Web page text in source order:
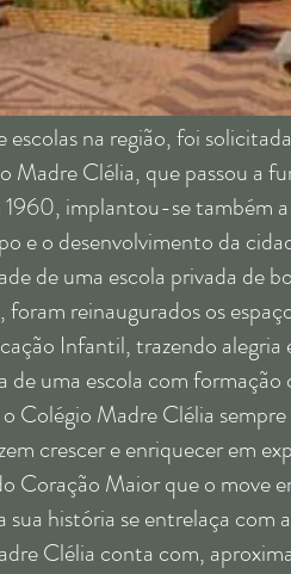
na região, foi solicitada
Clélia, que passou a
implantou-se também a
desenvolvimento da
de uma escola privada de
reinaugurados os
Infantil, trazendo alegria
de uma escola com formação
Madre Clélia sempre
crescer e enriquecer em
Maior que o move em
se entrelaça com a
conta com,